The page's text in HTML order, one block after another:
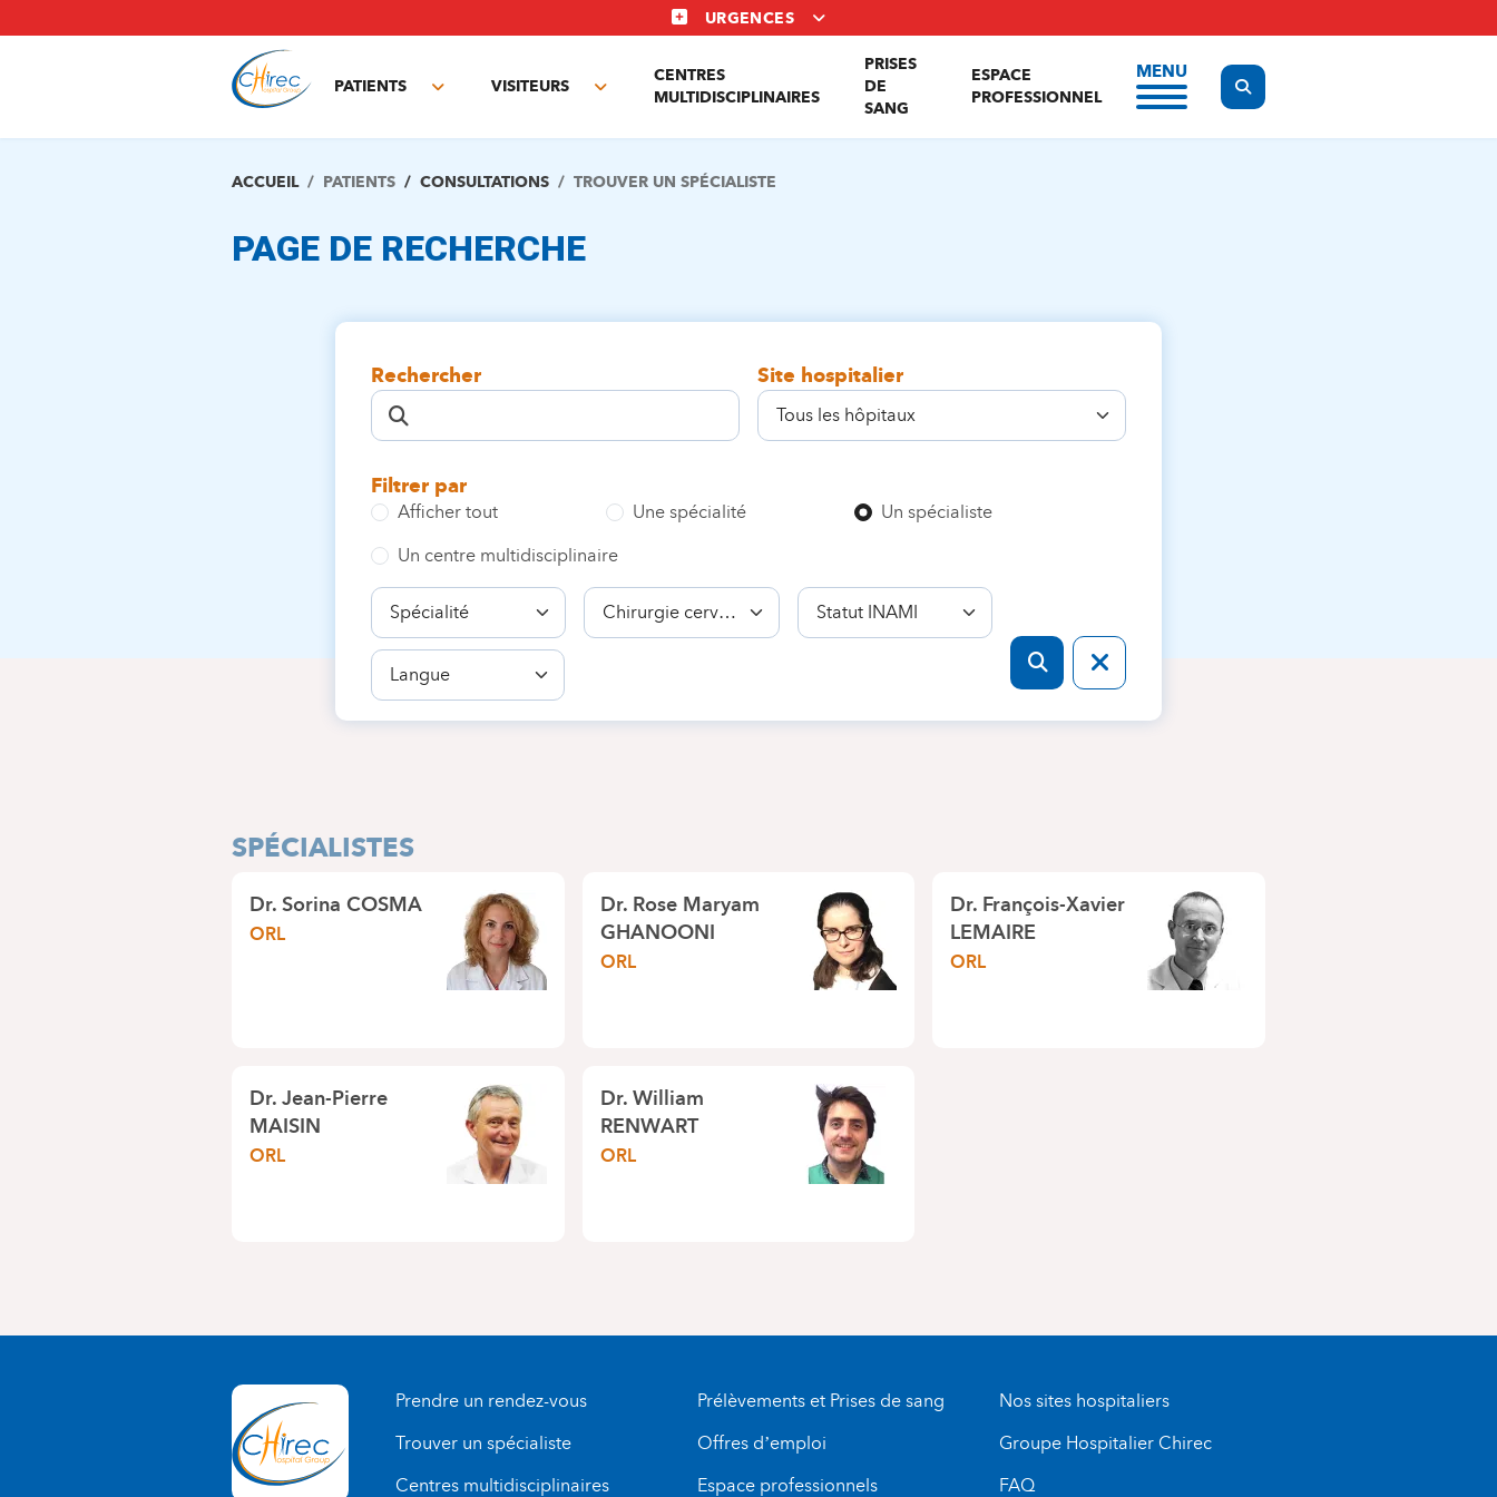
au
URGENCES
PATIENTS
Toggle
VISITEURS
Toggle
CENTRES
MULTIDISCIPLINAIRES
PRISES
DE
SANG
ESPACE
PROFESSIONNEL
MENU
Display the search form
ACCUEIL PATIENTS CONSULTATIONS TROUVER UN SPÉCIALISTE
PAGE DE RECHERCHE
Rechercher Site hospitalier
Filtrer par
Afficher tout Une spécialité Un spécialiste
Un centre multidisciplinaire
Spécialité Compétence
Statut
INAMI
Langue
SPÉCIALISTES
Dr.Sorina COSMA
ORL
Dr.Rose Maryam
GHANOONI
ORL
Dr.François-Xavier
LEMAIRE
ORL
Dr.Jean-Pierre
MAISIN
ORL
Dr.William
RENWART
ORL
Prendre un rendez-vous
Trouver un spécialiste
Centres multidisciplinaires
Prélèvements et Prises de sang
Offres d’emploi
Espace professionnels
Nos sites hospitaliers
Groupe Hospitalier Chirec
FAQ